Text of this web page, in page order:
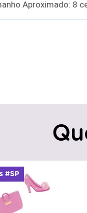
Aproximado: 8
#SP